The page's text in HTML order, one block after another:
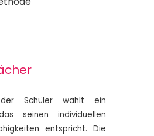
Schüler wählt ein
seinen individuellen
entspricht. Die